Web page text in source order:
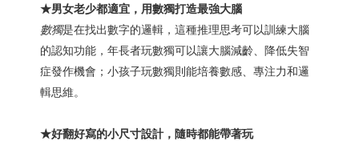
★男女老少都適宜，用數獨打造最強大腦
數獨是在找出數字的邏輯，這種推理思考可以訓練大腦
的認知功能，年長者玩數獨可以讓大腦減齡、降低失智
症發作機會；小孩子玩數獨則能培養數感、專注力和邏
輯思維。
★好翻好寫的小尺寸設計，隨時都能帶著玩